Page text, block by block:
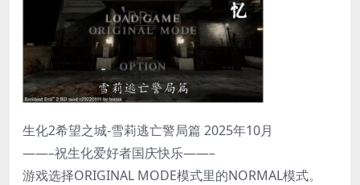
生化2希望之城-雪莉逃亡警局篇 2025年10月
——–祝生化爱好者国庆快乐——–
游戏选择ORIGINAL MODE模式里的NORMAL模式。